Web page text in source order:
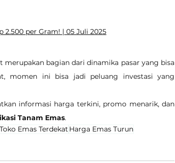
2.500 per Gram! | 05 Juli 2025
bagian dari dinamika pasar yang bisa
momen ini bisa jadi peluang investasi yang
informasi harga terkini, promo menarik, dan
Tanam Emas.
Toko Emas Terdekat Harga Emas Turun